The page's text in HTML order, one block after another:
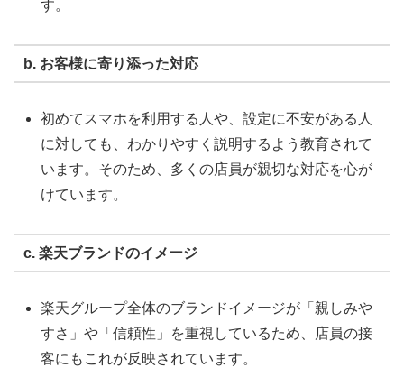
す。
b. お客様に寄り添った対応
初めてスマホを利用する人や、設定に不安がある人
に対しても、わかりやすく説明するよう教育されて
います。そのため、多くの店員が親切な対応を心が
けています。
c. 楽天ブランドのイメージ
楽天グループ全体のブランドイメージが「親しみや
すさ」や「信頼性」を重視しているため、店員の接
客にもこれが反映されています。